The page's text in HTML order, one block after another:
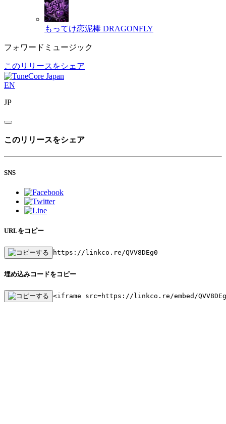
もってけ恋泥棒 DRAGONFLY
フォワードミュージック
このリリースをシェア
EN
JP
このリリースをシェア
SNS
URLをコピー
https://linkco.re/QVV8DEg0
埋め込みコードをコピー
<iframe src=https://linkco.re/embed/